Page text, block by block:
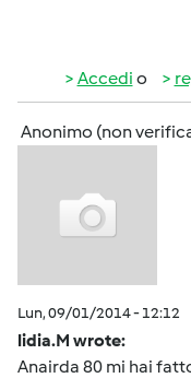
Accedi o
Anonimo (non
Lun, 09/01/2014 - 12:12
lidia.M wrote:
Anairda 80 mi hai